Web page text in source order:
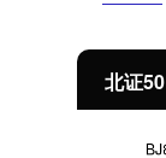
北证50